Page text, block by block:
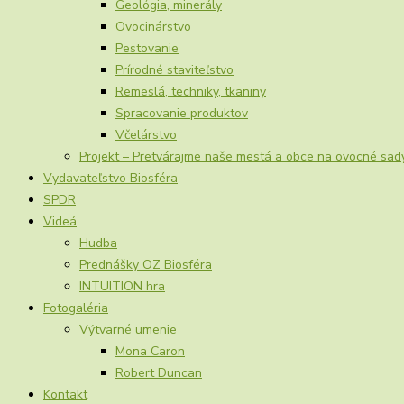
Geológia, minerály
Ovocinárstvo
Pestovanie
Prírodné staviteľstvo
Remeslá, techniky, tkaniny
Spracovanie produktov
Včelárstvo
Projekt – Pretvárajme naše mestá a obce na ovocné
Vydavateľstvo Biosféra
SPDR
Videá
Hudba
Prednášky OZ Biosféra
INTUITION hra
Fotogaléria
Výtvarné umenie
Mona Caron
Robert Duncan
Kontakt